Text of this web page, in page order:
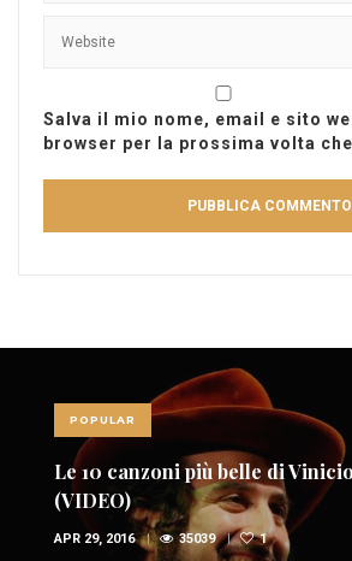
Salva il mio nome, email e sito
browser per la prossima volta
POPULAR
Le 10 canzoni più belle di
(VIDEO)
APR 29, 2016 35039 1